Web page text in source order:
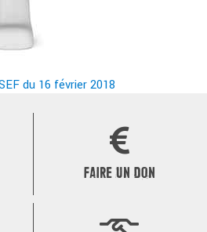
du 16 février 2018
FAIRE UN DON